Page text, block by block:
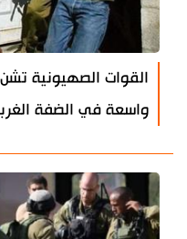
القوات الصهيونية
واسعة في الضفة